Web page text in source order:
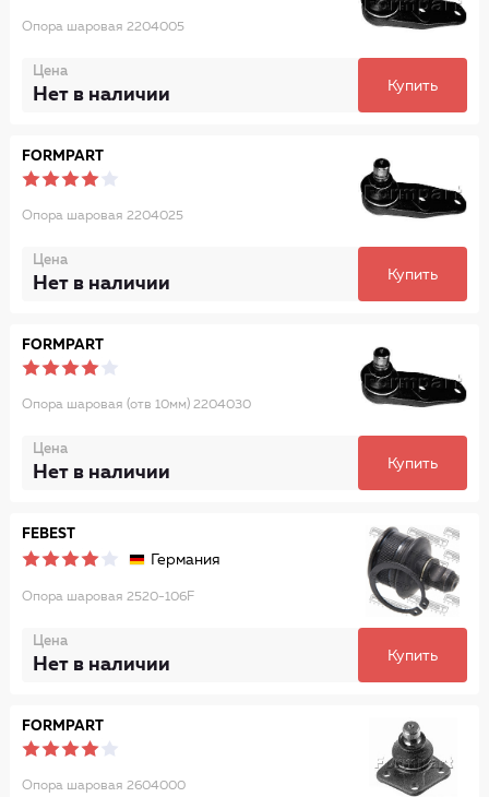
Опора шаровая 2204005
Цена
Нет в наличии Купить
FORMPART
Опора шаровая 2204025
Цена
Нет в наличии Купить
FORMPART
Опора шаровая (отв 10мм) 2204030
Цена
Нет в наличии Купить
FEBEST
Германия
Опора шаровая 2520-106F
Цена
Нет в наличии Купить
FORMPART
Опора шаровая 2604000